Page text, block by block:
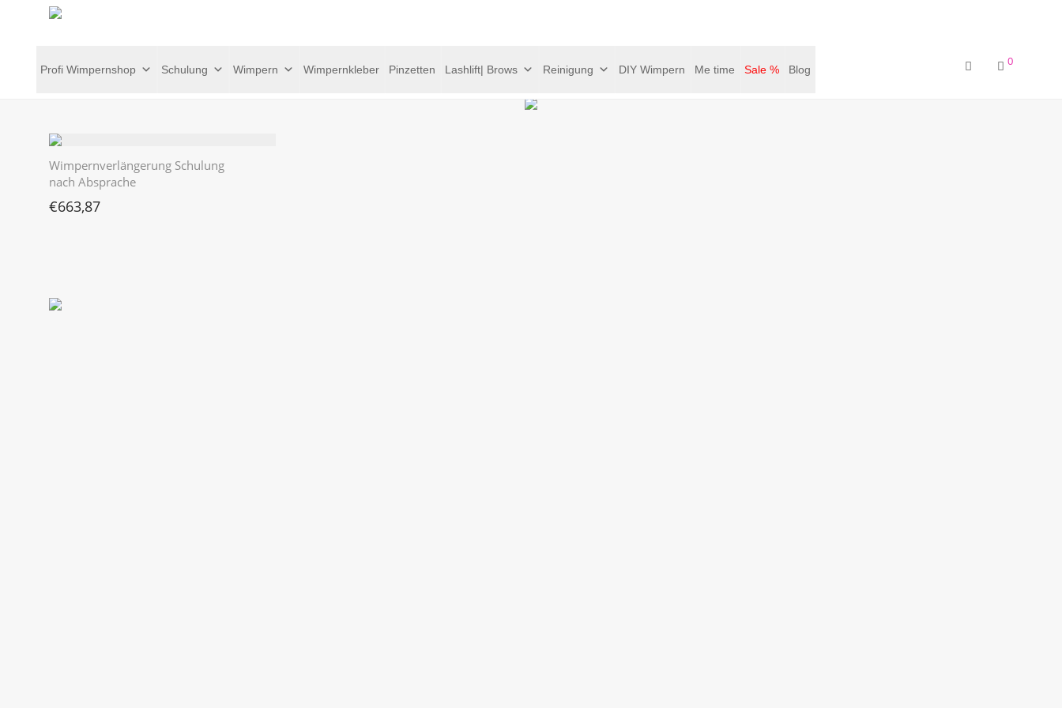
Profi Wimpernshop Schulung Wimpern Wimpernkleber Pinzetten Lashlift| Brows Reinigung DIY Wimpern Me time Sale % Blog
0
Wimpernverlängerung Schulung
nach Absprache
€663,87